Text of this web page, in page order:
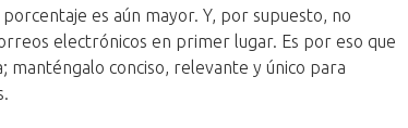
es aún mayor. Y, por supuesto, no
electrónicos en primer lugar. Es por eso que
manténgalo conciso, relevante y único para